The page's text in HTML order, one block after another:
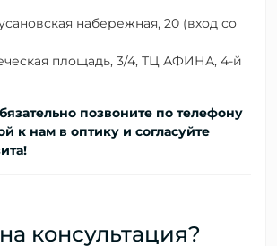
набережная, 20 (вход со
площадь, 3/4, ТЦ АФИНА, 4-й
позвоните по телефону
к нам в оптику и согласуйте
консультация?